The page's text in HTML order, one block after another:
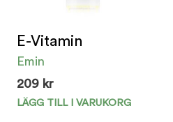
E-Vitamin
Emin
209 kr
LÄGG TILL I VARUKORG